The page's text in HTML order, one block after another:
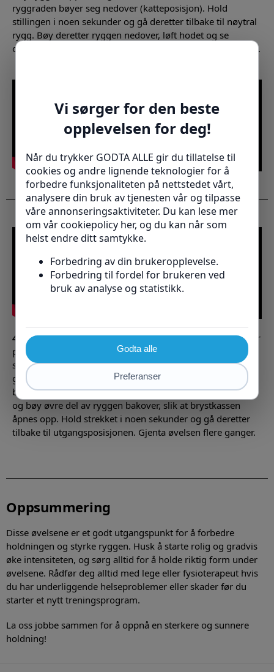
ryggraden bøyer seg nedover (katteposisjon). Hold
stillingen i noen sekunder og gå deretter tilbake til nøytral
rygg. Bøy deretter ryggen nedover, løft hodet og se
oppover (kamelstilling). Gjenta bevegelsen i en jevn rytme.
4. Thoracic Extension Exercise:Denne øvelsen fokuserer
på å strekke og åpne opp den øvre delen av ryggraden,
som ofte blir stram på grunn av dårlig holdning. Sitt på
gulvet med beina strukket ut foran deg. Plasser hendene
bak hodet med albuene pekende utover. Len deg bakover
og bøy øvre del av ryggen bakover, slik at brystkassen
åpnes opp. Hold strekket i noen sekunder og gå deretter
tilbake til utgangsposisjonen. Gjenta øvelsen flere ganger.
Oppsummering
Disse øvelsene er et godt utgangspunkt for å forbedre
holdningen og styrke ryggen. Husk å starte rolig og gradvis
øke intensiteten, og sørg alltid for å holde riktig form under
øvelsene. Rådfør deg alltid med lege eller fysioterapeut hvis
du har underliggende helseproblemer eller skader før du
starter et nytt treningsprogram.
La oss jobbe sammen for å oppnå en sterkere og sunnere
holdning!